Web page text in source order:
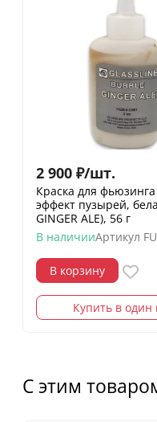
2 900 ₽/шт.
Краска для
эффект пузырей,
GINGER ALE), 56 г
В наличииАртикул
В корзину
Купить в один
С этим